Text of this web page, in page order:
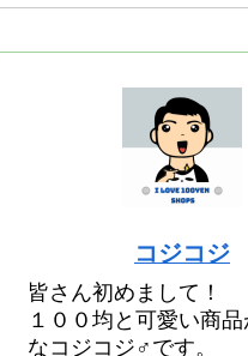
コジコジ
皆さん初めまして！
１００均と可愛い商品
なコジコジ♂です。